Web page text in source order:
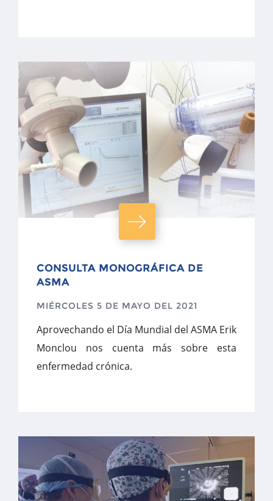
CONSULTA MONOGRÁFICA DE
ASMA
MIÉRCOLES 5 DE MAYO DEL 2021
Aprovechando el Día Mundial del ASMA Erik
Monclou nos cuenta más sobre esta
enfermedad crónica.